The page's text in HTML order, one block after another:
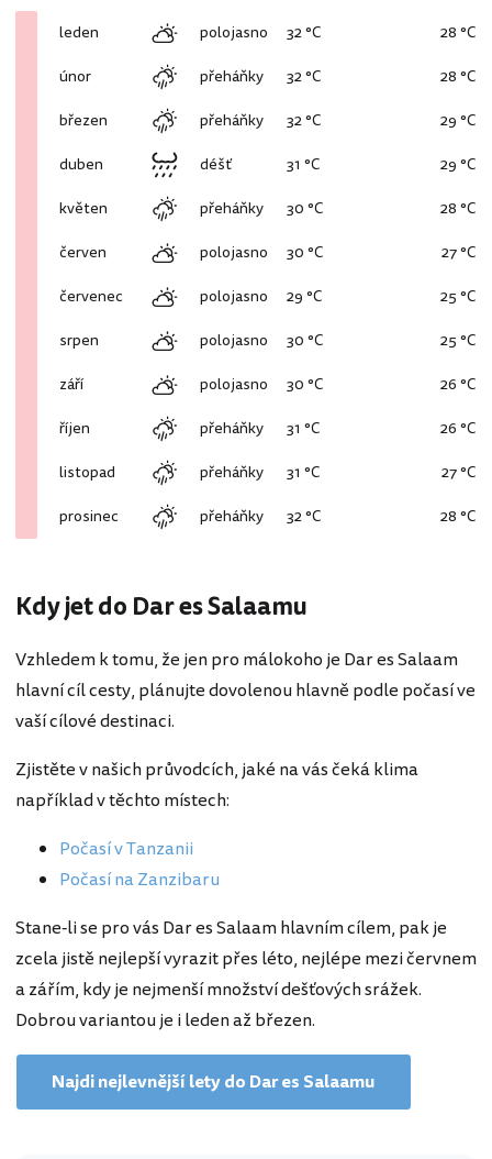
leden polojasno 32 °C
28 °C
únor
přeháňky 32 °C
28 °C
březen
přeháňky 32 °C
29 °C
duben
déšť 31 °C
29 °C
květen
přeháňky 30 °C
28 °C
červen
polojasno 30 °C
27 °C
červenec
polojasno 29 °C
25 °C
srpen
polojasno 30 °C
25 °C
září
polojasno 30 °C
26 °C
říjen
přeháňky 31 °C
26 °C
listopad
přeháňky 31 °C
27 °C
prosinec
přeháňky 32 °C 28 °C
Kdy jet do Dar es Salaamu
Vzhledem k tomu, že jen pro málokoho je Dar es Salaam
hlavní cíl cesty, plánujte dovolenou hlavně podle počasí ve
vaší cílové destinaci.
Zjistěte v našich průvodcích, jaké na vás čeká klima
například v těchto místech:
Počasí v Tanzanii
Počasí na Zanzibaru
Stane-li se pro vás Dar es Salaam hlavním cílem, pak je
zcela jistě nejlepší vyrazit přes léto, nejlépe mezi červnem
a zářím, kdy je nejmenší množství dešťových srážek.
Dobrou variantou je i leden až březen.
Najdi nejlevnější lety do Dar es Salaamu